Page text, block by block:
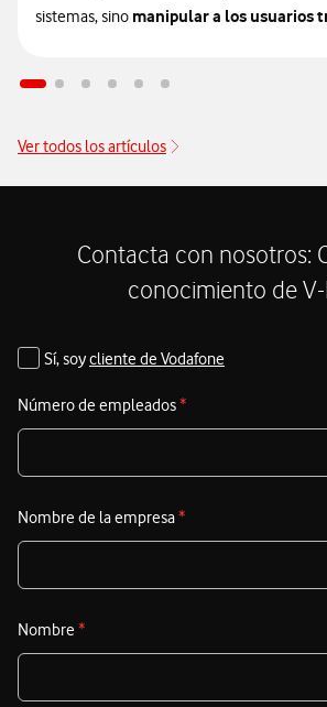
sistemas, sino manipular a los usuarios
financieras más importantes para las
especialmente aquellas que gestionan
electrónico.
Ver todos los artículos
Contacta con nosotros:
conocimiento de
Sí, soycliente de Vodafone
Número de empleados*
Nombre de la empresa*
Nombre *